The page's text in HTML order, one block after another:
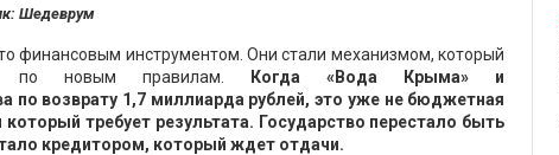
Шедеврум
финансовым инструментом. Они стали механизмом, который
по новым правилам.
Когда «Вода Крыма» и
по возврату 1,7 миллиарда рублей, это уже не бюджетная
требует результата. Государство перестало быть
кредитором, который ждет отдачи.